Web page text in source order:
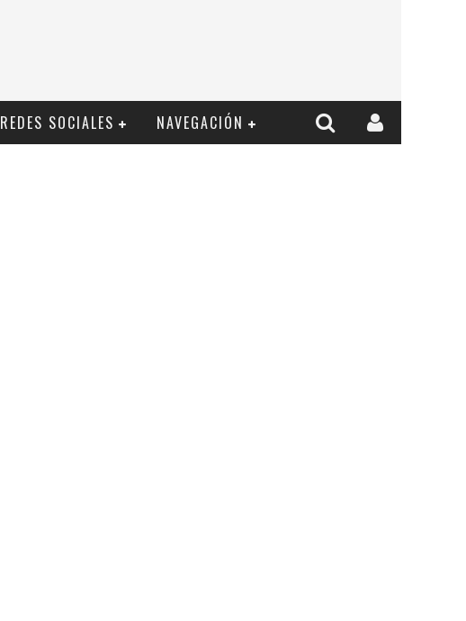
REDES SOCIALES NAVEGACIÓN